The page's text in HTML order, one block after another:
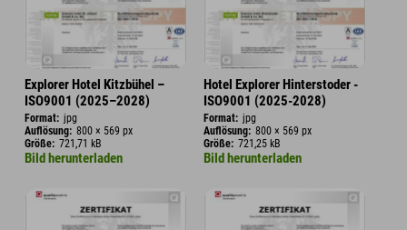
Explorer Hotel Kitzbühel –
ISO9001 (2025–2028)
Format: jpg
Auflösung: 800 × 569 px
Größe: 721,71 kB
Bild herunterladen
Hotel Explorer Hinterstoder -
ISO9001 (2025-2028)
Format: jpg
Auflösung: 800 × 569 px
Größe: 721,25 kB
Bild herunterladen